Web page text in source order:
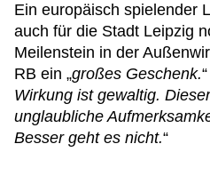
Ein europäisch spielender
auch für die Stadt Leipzig
Meilenstein in der
RB ein „großes Geschenk.
Wirkung ist gewaltig.
unglaubliche
Besser geht es nicht.“